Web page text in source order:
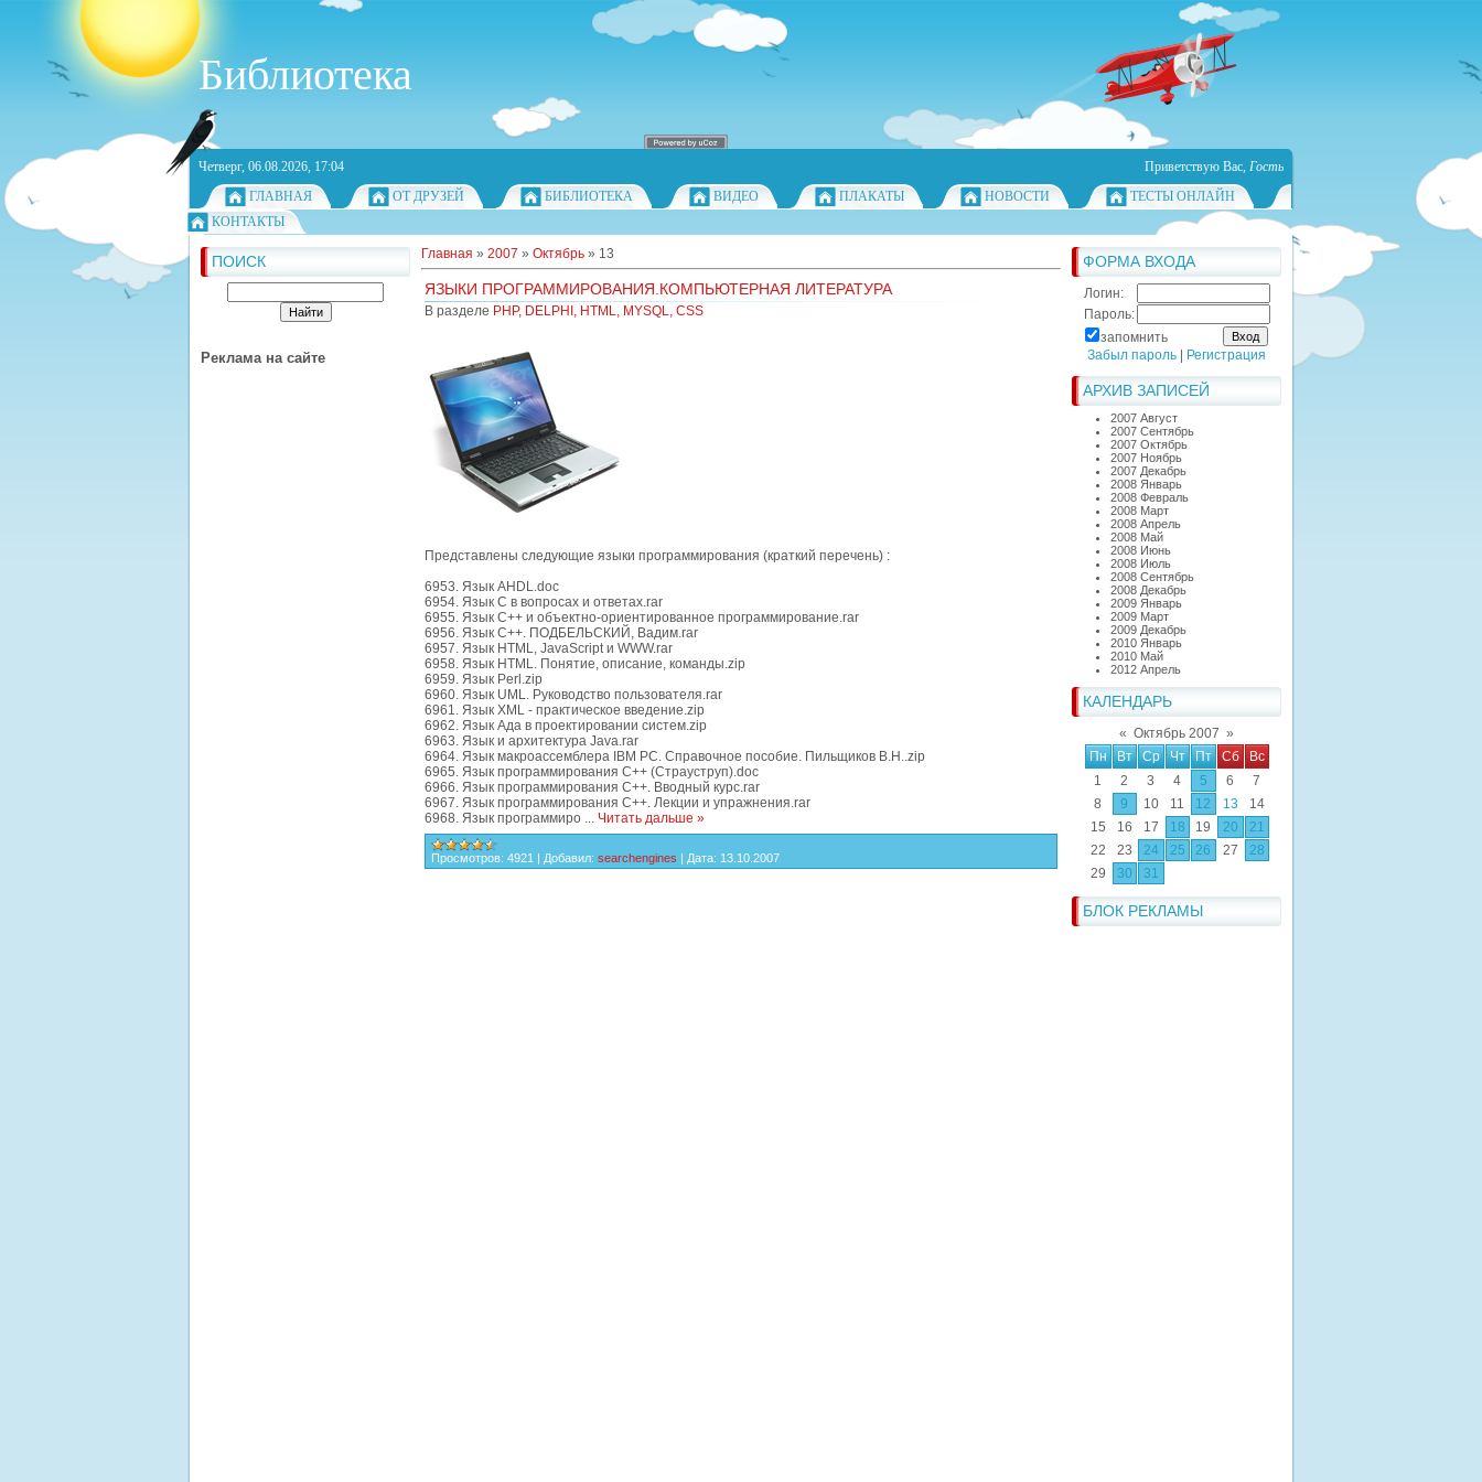
Библиотека
Четверг, 06.08.2026, 17:04 Приветствую Вас, Гость
ГЛАВНАЯ
ОТ ДРУЗЕЙ БИБЛИОТЕКА ВИДЕО ПЛАКАТЫ НОВОСТИ
ТЕСТЫ ОНЛАЙН
КОНТАКТЫ
ПОИСК
Реклама на сайте
ФОРМА ВХОДА
Логин:
Пароль:
запомнить
Забыл пароль
Регистрация
АРХИВ ЗАПИСЕЙ
2007 Август
2007 Сентябрь
2007 Октябрь
2007 Ноябрь
2007 Декабрь
2008 Январь
2008 Февраль
2008 Март
2008 Апрель
2008 Май
2008 Июнь
2008 Июль
2008 Сентябрь
2008 Декабрь
2009 Январь
2009 Март
2009 Декабрь
2010 Январь
2010 Май
2012 Апрель
КАЛЕНДАРЬ
« Октябрь 2007 »
Пн
Вт Ср Чт Пт Сб
Вс
1
2 3 4 5 6
7
8
9 10 11 12 13
14
15
16 17 18 19 20
21
22
23 24 25 26 27
28
29
30 31
БЛОК РЕКЛАМЫ
Главная » 2007 » Октябрь » 13
ЯЗЫКИ ПРОГРАММИРОВАНИЯ.КОМПЬЮТЕРНАЯ ЛИТЕРАТУРА
В разделе PHP, DELPHI, HTML, MYSQL, CSS
Представлены следующие языки программирования (краткий перечень) :
6953. Язык AHDL.doc
6954. Язык C в вопросах и ответах.rar
6955. Язык C++ и объектно-ориентированное программирование.rar
6956. Язык C++. ПОДБЕЛЬСКИЙ, Вадим.rar
6957. Язык HTML, JavaScript и WWW.rar
6958. Язык HTML. Понятие, описание, команды.zip
6959. Язык Perl.zip
6960. Язык UML. Руководство пользователя.rar
6961. Язык XML - практическое введение.zip
6962. Язык Ада в проектировании систем.zip
6963. Язык и архитектура Java.rar
6964. Язык макроассемблера IBM PC. Справочное пособие. Пильщиков В.Н..zip
6965. Язык программирования C++ (Страуструп).doc
6966. Язык программирования C++. Вводный курс.rar
6967. Язык программирования C++. Лекции и упражнения.rar
6968. Язык программиро ... Читать дальше »
Просмотров: 4921 | Добавил: searchengines | Дата: 13.10.2007